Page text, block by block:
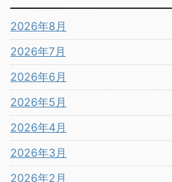
2026年8月
2026年7月
2026年6月
2026年5月
2026年4月
2026年3月
2026年2月